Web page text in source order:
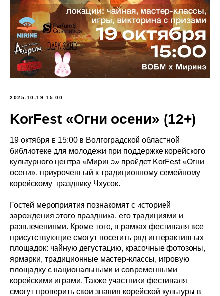
2025-10-19 15:00
KorFest «Огни осени» (12+)
19 октября в 15:00 в Волгоградской областной
библиотеке для молодежи при поддержке корейского
культурного центра «Миринэ» пройдет KorFest «Огни
осени», приуроченный к традиционному семейному
корейскому празднику Чхусок.
Гостей мероприятия познакомят с историей
зарождения этого праздника, его традициями и
развлечениями. Кроме того, в рамках фестиваля все
присутствующие смогут посетить ряд интерактивных
площадок: чайную дегустацию, красочные фотозоны,
ярмарки, традиционные мастер-классы, игровую
площадку с национальными и современными
корейскими играми. Также участники фестиваля
смогут проверить свои знания корейской культуры в